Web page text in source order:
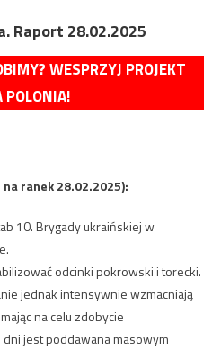
Raport 28.02.2025
WESPRZYJ PROJEKT
POLONIA!
ranek 28.02.2025):
10. Brygady ukraińskiej w
odcinki pokrowski i torecki.
jednak intensywnie wzmacniają
na celu zdobycie
jest poddawana masowym